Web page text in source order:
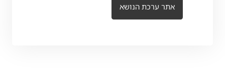
אתר ערכת הנושא